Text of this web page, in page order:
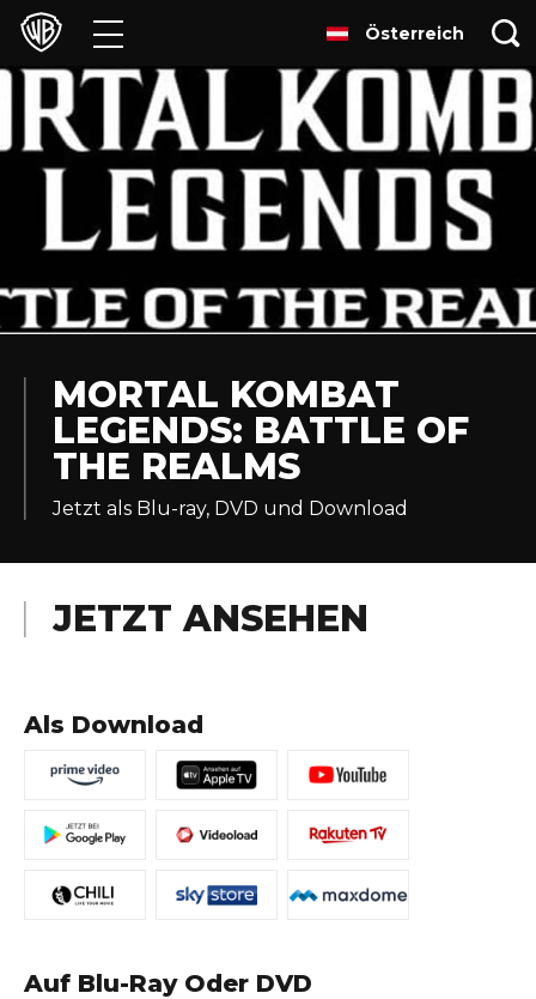
Filme
Games & Apps
Brands
Presse
Licensing
Österreich
MORTAL KOMBAT
LEGENDS: BATTLE OF
THE REALMS
Jetzt als Blu-ray, DVD und Download
JETZT ANSEHEN
Als Download
Auf Blu-Ray Oder DVD